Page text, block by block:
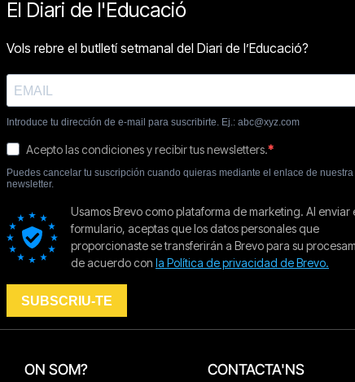
ON SOM? CONTACTA'NS